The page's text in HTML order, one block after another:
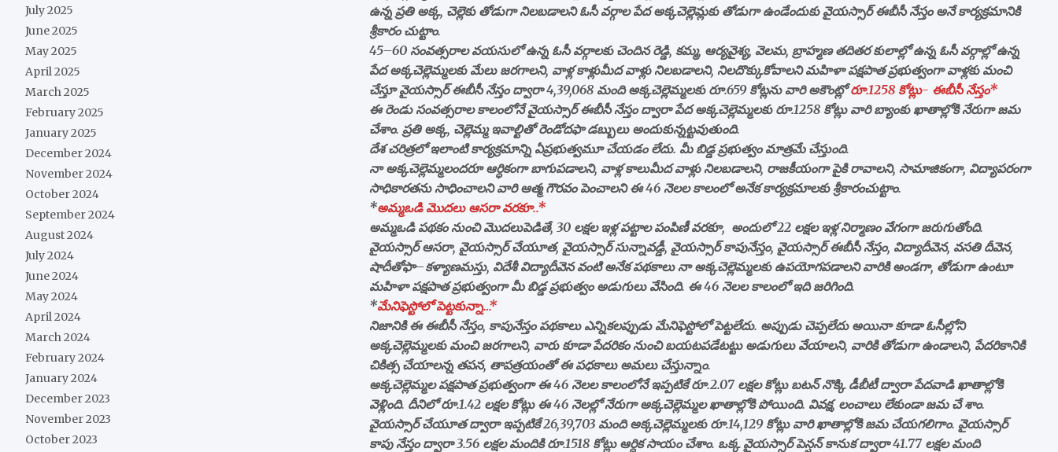
ఉన్న ప్రతి అక్క, చెల్లెకు తోడుగా నిలబడాలని ఓసీ వర్గాల పేద అక్కచెల్లెమ్లకు తోడుగా ఉండేందుకు వైయస్సార్‌ ఈబీసీ నేస్తం అనే కార్యక్రమానికి
శ్రీకారం చుట్టాం.
45–60 సంవత్సరాల వయసులో ఉన్న ఓసీ వర్గాలకు చెందిన రెడ్డి, కమ్మ, ఆర్యవైశ్య, వెలమ, బ్రాహ్మణ తదితర కులాల్లో ఉన్న ఓసీ వర్గాల్లో ఉన్న
పేద అక్కచెల్లెమ్మలకు మేలు జరగాలని, వాళ్ల కాళ్లుమీద వాళ్లు నిలబడాలని, నిలదొక్కుకోవాలని మహిళా పక్షపాత ప్రభుత్వంగా వాళ్లకు మంచి
చేస్తూ వైయస్సార్‌ ఈబీసీ నేస్తం ద్వారా 4,39,068 మంది అక్కచెల్లెమ్మలకు రూ.659 కోట్లను వారి అకౌంట్లోరూ.1258 కోట్లు- ఈబీసీ నేస్తం*
ఈ రెండు సంవత్సరాల కాలంలోనే వైయస్సార్‌ ఈబీసీ నేస్తం ద్వారా పేద అక్కచెల్లెమ్మలకు రూ.1258 కోట్లు వారి బ్యాంకు ఖాతాల్లోకి నేరుగా జమ
చేశాం. ప్రతి అక్క, చెల్లెమ్మ ఇవాల్టితో రెండోదఫా డబ్బులు అందుకున్నట్టవుతుంది.
దేశ చరిత్రలో ఇలాంటి కార్యక్రమాన్ని ఏప్రభుత్వమూ చేయడం లేదు. మీ బిడ్డ ప్రభుత్వం మాత్రమే చేస్తుంది.
నా అక్కచెల్లెమ్మలందరూ ఆర్ధికంగా బాగుపడాలని, వాళ్ల కాలుమీద వాళ్లు నిలబడాలని, రాజకీయంగా పైకి రావాలని, సామాజికంగా, విద్యాపరంగా
సాధికారతను సాధించాలని వారి ఆత్మ గౌరవం పెంచాలని ఈ 46 నెలల కాలంలో అనేక కార్యక్రమాలకు శ్రీకారంచుట్టాం.
*అమ్మఒడి మొదలు ఆసరా వరకూ..*
అమ్మఒడి పథకం నుంచి మొదలుపెడితే, 30 లక్షల ఇళ్ల పట్టాల పంపిణీ వరకూ, అందులో 22 లక్షల ఇళ్ల నిర్మాణం వేగంగా జరుగుతోంది.
వైయస్సార్‌ ఆసరా, వైయస్సార్‌ చేయూత, వైయస్సార్‌ సున్నావడ్డీ, వైయస్సార్‌ కాపునేస్తం, వైయస్సార్‌ ఈబీసీ నేస్తం, విద్యాదీవెన, వసతి దీవెన,
షాదీతోఫా–కళ్యాణమస్తు, విదేశీ విద్యాదీవెన వంటి అనేక పథకాలు నా అక్కచెల్లెమ్మలకు ఉపయోగపడాలని వారికి అండగా, తోడుగా ఉంటూ
మహిళా పక్షపాత ప్రభుత్వంగా మీ బిడ్డ ప్రభుత్వం అడుగులు వేసింది. ఈ 46 నెలల కాలంలో ఇది జరిగింది.
*మేనిఫెస్టోలో పెట్టకున్నా…*
నిజానికి ఈ ఈబీసీ నేస్తం, కాపునేస్తం పథకాలు ఎన్నికలప్పుడు మేనిఫెస్టోలో పెట్టలేదు. అప్పుడు చెప్పలేదు అయినా కూడా ఓసీల్లోని
అక్కచెల్లెమ్మలకు మంచి జరగాలని, వారు కూడా పేదరికం నుంచి బయటపడేటట్టు అడుగులు వేయాలని, వారికి తోడుగా ఉండాలని, పేదరికానికి
చికిత్స చేయాలన్న తపన, తాపత్రయంతో ఈ పధకాలు అమలు చేస్తున్నాం.
అక్కచెల్లెమ్మల పక్షపాత ప్రభుత్వంగా ఈ 46 నెలల కాలంలోనే ఇప్పటికే రూ.2.07 లక్షల కోట్లు బటన్‌ నొక్కి డీబీటీ ద్వారా పేదవాడి ఖాతాల్లోకి
వెళ్లింది. దీనిలో రూ.1.42 లక్షల కోట్లు ఈ 46 నెలల్లో నేరుగా అక్కచెల్లెమ్మల ఖాతాల్లోకి పోయింది. వివక్ష, లంచాలు లేకుండా జమ చే శాం.
వైయస్సార్‌ చేయూత ద్వారా ఇప్పటికే 26,39,703 మంది అక్కచెల్లెమ్మలకు రూ.14,129 కోట్లు వారి ఖాతాల్లోకి జమ చేయగలిగాం. వైయస్సార్‌
కాపు నేస్తం ద్వారా 3.56 లక్షల మందికి రూ.1518 కోట్లు ఆర్దిక సాయం చేశాం. ఒక్క వైయస్సార్‌ పెన్షన్‌ కానుక ద్వారా 41.77 లక్షల మంది
July 2025
June 2025
May 2025
April 2025
March 2025
February 2025
January 2025
December 2024
November 2024
October 2024
September 2024
August 2024
July 2024
June 2024
May 2024
April 2024
March 2024
February 2024
January 2024
December 2023
November 2023
October 2023